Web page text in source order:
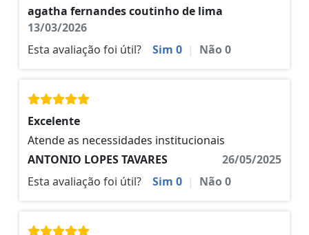
agatha fernandes coutinho de lima
13/03/2026
Esta avaliação foi útil?
Sim 0 | Não0
Excelente
Atende as necessidades institucionais
ANTONIO LOPES TAVARES
26/05/2025
Esta avaliação foi útil?
Sim 0 | Não0